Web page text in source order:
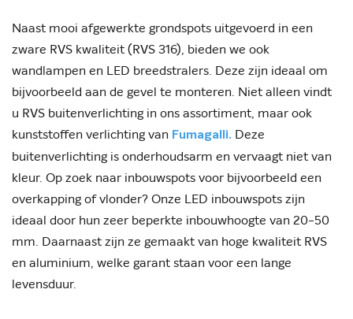
Naast mooi afgewerkte grondspots uitgevoerd in een
zware RVS kwaliteit (RVS 316), bieden we ook
wandlampen en LED breedstralers. Deze zijn ideaal om
bijvoorbeeld aan de gevel te monteren. Niet alleen vindt
u RVS buitenverlichting in ons assortiment, maar ook
kunststoffen verlichting van Fumagalli. Deze
buitenverlichting is onderhoudsarm en vervaagt niet van
kleur. Op zoek naar inbouwspots voor bijvoorbeeld een
overkapping of vlonder? Onze LED inbouwspots zijn
ideaal door hun zeer beperkte inbouwhoogte van 20-50
mm. Daarnaast zijn ze gemaakt van hoge kwaliteit RVS
en aluminium, welke garant staan voor een lange
levensduur.